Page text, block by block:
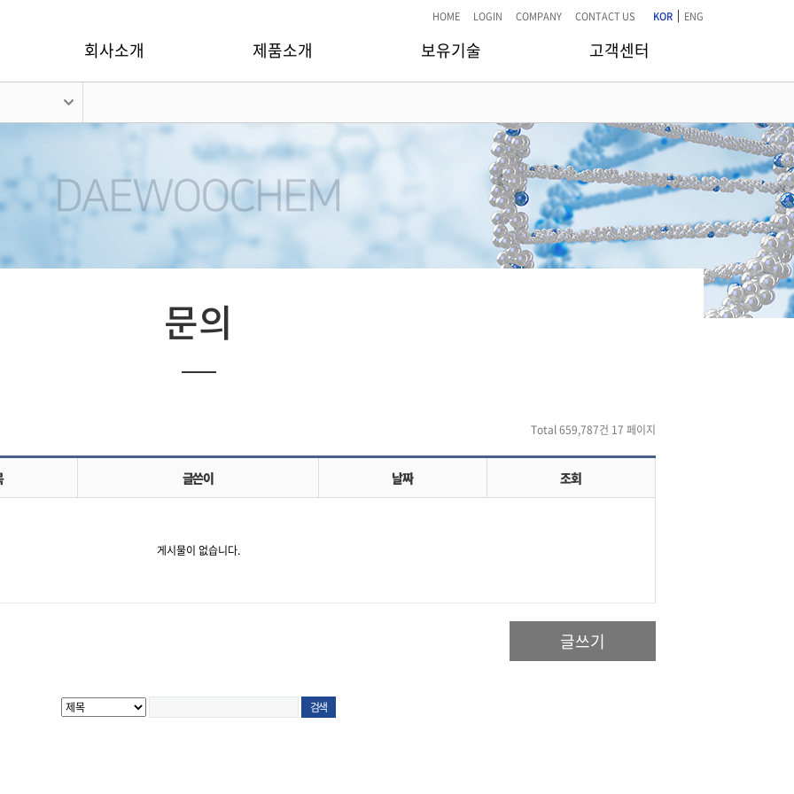
HOME LOGIN COMPANY CONTACT US KOR | ENG
회사소개 제품소개 보유기술 고객센터
문의
Total 659,787건 17 페이지
글쓴이 날짜 조회
게시물이 없습니다.
글쓰기